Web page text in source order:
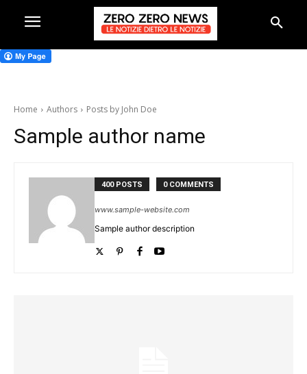
Home Authors Posts by John Doe
Sample author name
400 POSTS 0 COMMENTS
www.sample-website.com
Sample author description